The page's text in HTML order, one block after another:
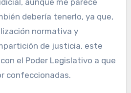
aunque me parece
debería tenerlo, ya que,
normativa y
de justicia, este
el Poder Legislativo a que
confeccionadas.